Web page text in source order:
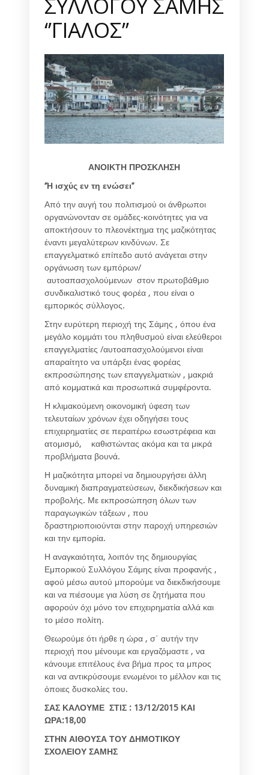
‘’ΓΙΑΛΟΣ’’
ΑΝΟΙΚΤΗ ΠΡΟΣΚΛΗΣΗ
‘’Η ισχύς εν τη ενώσει’’
Από την αυγή του πολιτισμού οι άνθρωποι
οργανώνονταν σε ομάδες-κοινότητες για να
αποκτήσουν το πλεονέκτημα της μαζικότητας
έναντι μεγαλύτερων κινδύνων. Σε
επαγγελματικό επίπεδο αυτό ανάγεται στην
οργάνωση των εμπόρων/
αυτοαπασχολούμενων στον πρωτοβάθμιο
συνδικαλιστικό τους φορέα , που είναι ο
εμπορικός σύλλογος.
Στην ευρύτερη περιοχή της Σάμης , όπου ένα
μεγάλο κομμάτι του πληθυσμού είναι ελεύθεροι
επαγγελματίες /αυτοαπασχολούμενοι είναι
απαραίτητο να υπάρξει ένας φορέας
εκπροσώπησης των επαγγελματιών , μακριά
από κομματικά και προσωπικά συμφέροντα.
Η κλιμακούμενη οικονομική ύφεση των
τελευταίων χρόνων έχει οδηγήσει τους
επιχειρηματίες σε περαιτέρω εσωστρέφεια και
ατομισμό, καθιστώντας ακόμα και τα μικρά
προβλήματα βουνά.
Η μαζικότητα μπορεί να δημιουργήσει άλλη
δυναμική διαπραγματεύσεων, διεκδικήσεων και
προβολής. Με εκπροσώπηση όλων των
παραγωγικών τάξεων , που
δραστηριοποιούνται στην παροχή υπηρεσιών
και την εμπορία.
Η αναγκαιότητα, λοιπόν της δημιουργίας
Εμπορικού Συλλόγου Σάμης είναι προφανής ,
αφού μέσω αυτού μπορούμε να διεκδικήσουμε
και να πιέσουμε για λύση σε ζητήματα που
αφορούν όχι μόνο τον επιχειρηματία αλλά και
το μέσο πολίτη.
Θεωρούμε ότι ήρθε η ώρα , σ΄ αυτήν την
περιοχή που μένουμε και εργαζόμαστε , να
κάνουμε επιτέλους ένα βήμα προς τα μπρος
και να αντικρύσουμε ενωμένοι το μέλλον και τις
όποιες δυσκολίες του.
ΣΑΣ ΚΑΛΟΥΜΕ ΣΤΙΣ : 13/12/2015 ΚΑΙ
ΩΡΑ:18,00
ΣΤΗΝ ΑΙΘΟΥΣΑ ΤΟΥ ΔΗΜΟΤΙΚΟΥ
ΣΧΟΛΕΙΟΥ ΣΑΜΗΣ